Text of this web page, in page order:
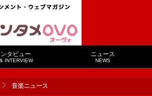
タビュー
INTERVIEW
ニュース
NEWS
音楽ニュース